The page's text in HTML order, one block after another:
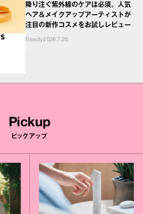
降り注ぐ紫外線のケアは必須。人気
ヘア＆メイクアップアーティストが
注目の新作コスメをお試しレビュー
Beauty2026.7.26
Pickup
ピックアップ